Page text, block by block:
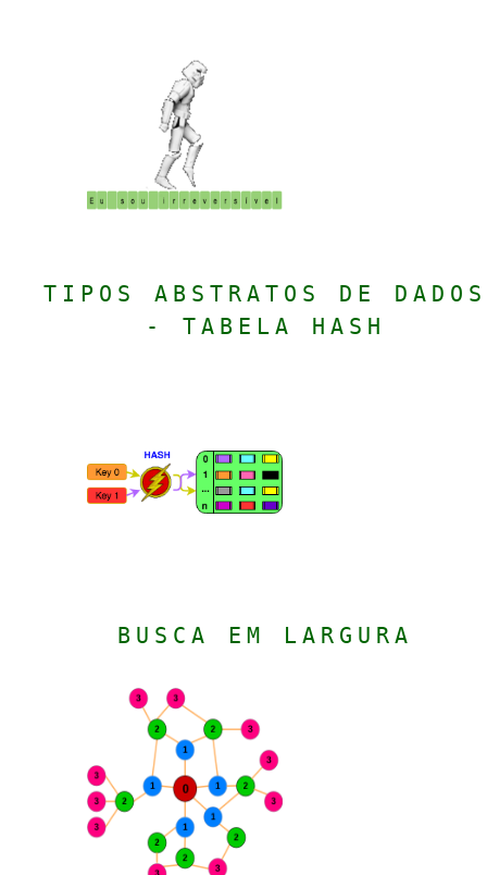
TIPOS ABSTRATOS DE DADOS
- TABELA HASH
BUSCA EM LARGURA